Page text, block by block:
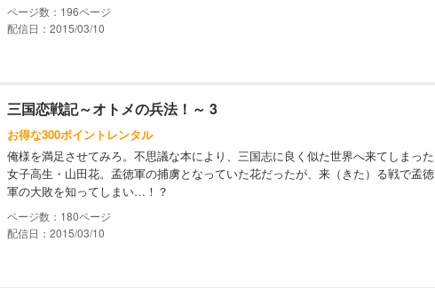
196
配信日：2015/03/10
三国恋戦記～オトメの兵法！～ 3
お得な300ポイントレンタル
俺様を満足させてみろ。不思議な本により、三国志に良く似た世界へ来てしまった
女子高生・山田花。孟徳軍の捕虜となっていた花だったが、来（きた）る戦で孟徳
軍の大敗を知ってしまい…！？
180
配信日：2015/03/10